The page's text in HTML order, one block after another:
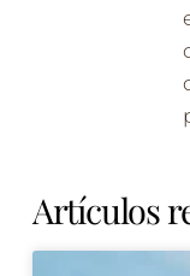
Artículos